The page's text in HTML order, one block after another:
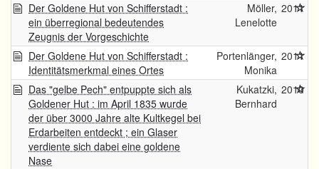
Der Goldene Hut von Schifferstadt :
ein überregional bedeutendes
Zeugnis der Vorgeschichte
Möller,
Lenelotte
2011
Der Goldene Hut von Schifferstadt :
Identitätsmerkmal eines Ortes
Portenlänger,
Monika
2011
Das "gelbe Pech" entpuppte sich als
Goldener Hut : im April 1835 wurde
der über 3000 Jahre alte Kultkegel bei
Erdarbeiten entdeckt ; ein Glaser
verdiente sich dabei eine goldene
Nase
Kukatzki,
Bernhard
2010